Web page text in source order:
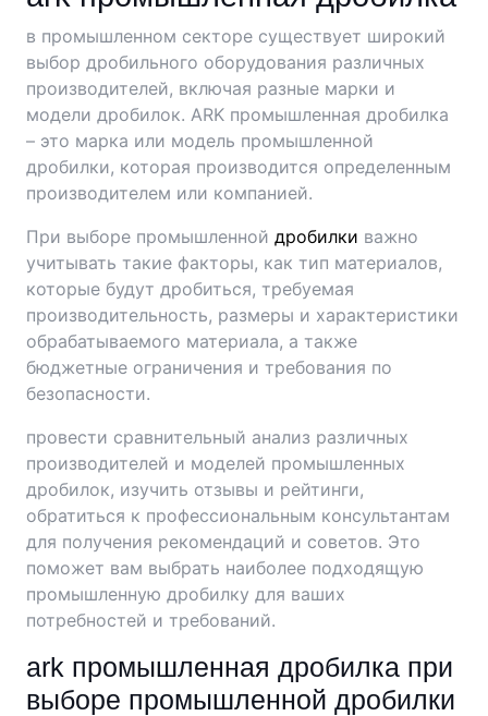
в промышленном секторе существует широкий
выбор дробильного оборудования различных
производителей, включая разные марки и
модели дробилок. ARK промышленная дробилка
– это марка или модель промышленной
дробилки, которая производится определенным
производителем или компанией.
При выборе промышленной дробилки важно
учитывать такие факторы, как тип материалов,
которые будут дробиться, требуемая
производительность, размеры и характеристики
обрабатываемого материала, а также
бюджетные ограничения и требования по
безопасности.
провести сравнительный анализ различных
производителей и моделей промышленных
дробилок, изучить отзывы и рейтинги,
обратиться к профессиональным консультантам
для получения рекомендаций и советов. Это
поможет вам выбрать наиболее подходящую
промышленную дробилку для ваших
потребностей и требований.
ark промышленная дробилка при
выборе промышленной дробилки